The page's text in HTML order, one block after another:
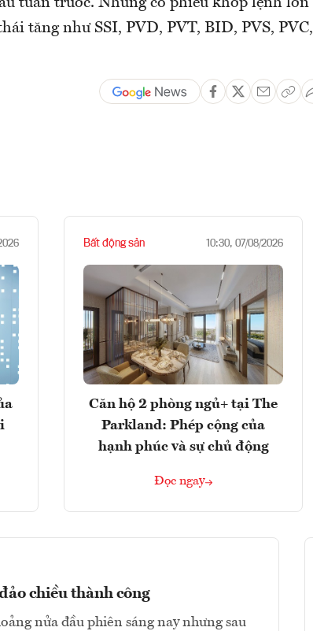
tuần trước. Những cổ phiếu khớp lệnh lớn
tăng như SSI, PVD, PVT, BID, PVS, PVC,
Bất động sản 10:30, 07/08/2026
Căn hộ 2 phòng ngủ+ tại The
Parkland: Phép cộng của
hạnh phúc và sự chủ động
Đọc ngay
chiều thành công
nửa đầu phiên sáng nay nhưng sau